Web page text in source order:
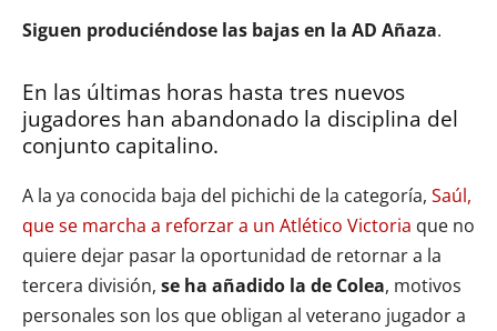
Siguen produciéndose las bajas en la AD Añaza.
En las últimas horas hasta tres nuevos
jugadores han abandonado la disciplina del
conjunto capitalino.
A la ya conocida baja del pichichi de la categoría, Saúl,
que se marcha a reforzar a un Atlético Victoria que no
quiere dejar pasar la oportunidad de retornar a la
tercera división, se ha añadido la de Colea, motivos
personales son los que obligan al veterano jugador a